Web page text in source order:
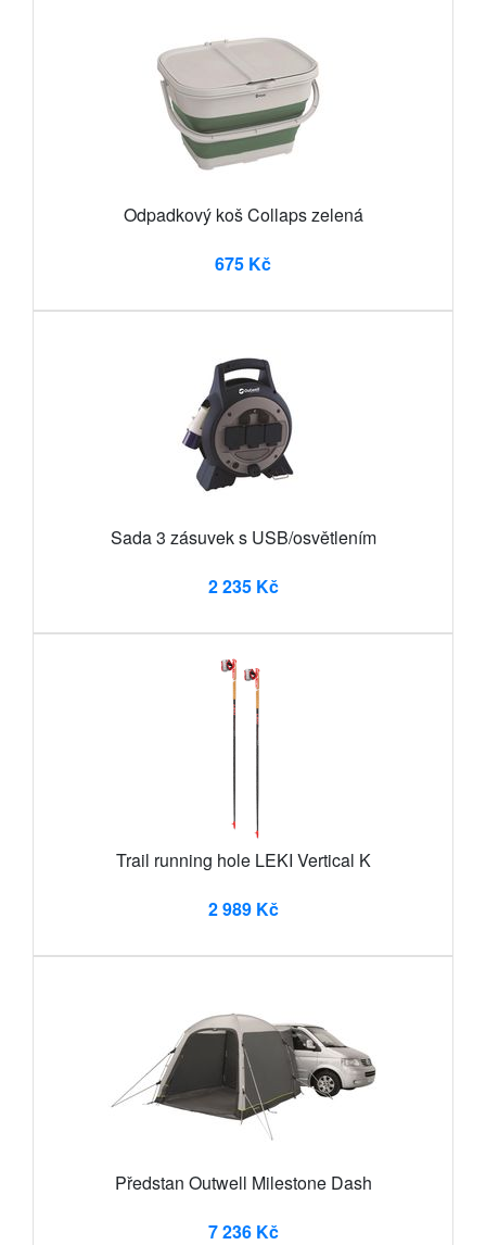
Odpadkový koš Collaps zelená
675 Kč
Sada 3 zásuvek s USB/osvětlením
2 235 Kč
Trail running hole LEKI Vertical K
2 989 Kč
Předstan Outwell Milestone Dash
7 236 Kč